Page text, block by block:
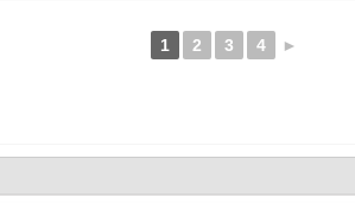
1 2 3 4 ►